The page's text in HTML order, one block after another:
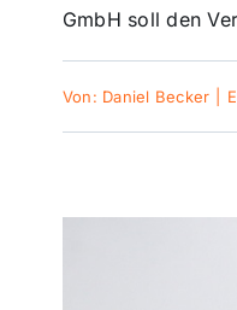
GmbH soll den
Von: Daniel Becker